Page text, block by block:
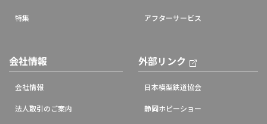
特集 アフターサービス
会社情報
会社情報
法人取引のご案内
外部リンク
日本模型鉄道協会
静岡ホビーショー